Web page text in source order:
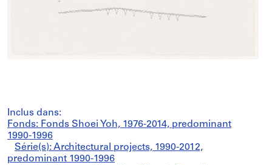
Inclus dans:
Fonds: Fonds Shoei Yoh, 1976-2014, predominant
1990-1996
Série(s): Architectural projects, 1990-2012,
predominant 1990-1996